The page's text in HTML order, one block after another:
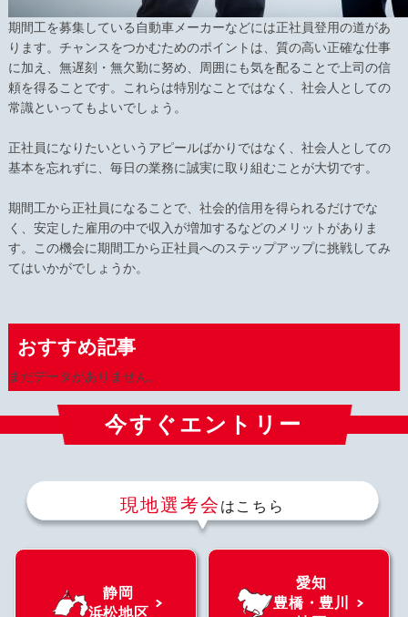
期間工を募集している自動車メーカーなどには正社員登用の道があ
ります。チャンスをつかむためのポイントは、質の高い正確な仕事
に加え、無遅刻・無欠勤に努め、周囲にも気を配ることで上司の信
頼を得ることです。これらは特別なことではなく、社会人としての
常識といってもよいでしょう。
正社員になりたいというアピールばかりではなく、社会人としての
基本を忘れずに、毎日の業務に誠実に取り組むことが大切です。
期間工から正社員になることで、社会的信用を得られるだけでな
く、安定した雇用の中で収入が増加するなどのメリットがありま
す。この機会に期間工から正社員へのステップアップに挑戦してみ
てはいかがでしょうか。
おすすめ記事
まだデータがありません。
今すぐエントリー
現地選考会 はこちら
静岡
浜松地区
愛知
豊橋・豊川